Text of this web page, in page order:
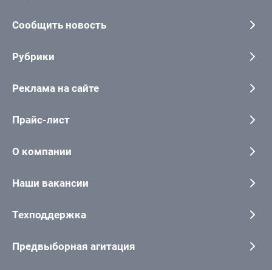
Сообщить новость
Рубрики
Реклама на сайте
Прайс-лист
О компании
Наши вакансии
Техподдержка
Предвыборная агитация